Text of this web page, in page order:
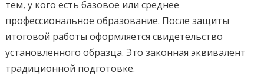
тем, у кого есть базовое или среднее
профессиональное образование. После защиты
итоговой работы оформляется свидетельство
установленного образца. Это законная эквивалент
традиционной подготовке.